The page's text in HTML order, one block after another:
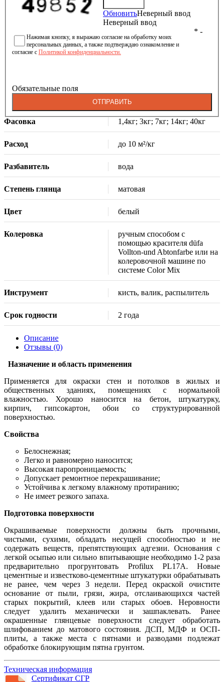
ОбновитьНеверный ввод
Нажимая кнопку, я выражаю согласие на обработку моих
персональных данных, а также подтверждаю ознакомление и
согласие с Политикой конфиденциальности.
Неверный ввод
* -
Обязательные поля
ОТПРАВИТЬ
Фасовка 1,4кг; 3кг; 7кг; 14кг; 40кг
Расход до 10 м²/кг
Разбавитель вода
Степень глянца матовая
Цвет белый
Колеровка
ручным способом с
помощью красителя düfa
Vollton-und Abtonfarbe или на
колеровочной машине по
системе Color Mix
Инструмент кисть, валик, распылитель
Срок годности 2 года
Описание
Отзывы (0)
Назначение и область применения
Применяется для окраски стен и потолков в жилых и
общественных зданиях, помещениях с нормальной
влажностью. Хорошо наносится на бетон, штукатурку,
кирпич, гипсокартон, обои со структурированной
поверхностью.
Свойства
Белоснежная;
Легко и равномерно наносится;
Высокая паропроницаемость;
Допускает ремонтное перекрашивание;
Устойчива к легкому влажному протиранию;
Не имеет резкого запаха.
Подготовка поверхности
Окрашиваемые поверхности должны быть прочными,
чистыми, сухими, обладать несущей способностью и не
содержать веществ, препятствующих адгезии. Основания с
легкой осыпью или сильно впитывающие необходимо 1-2 раза
предварительно прогрунтовать Profilux PL17А. Новые
цементные и известково-цементные штукатурки обрабатывать
не ранее, чем через 3 недели. Перед окраской очистите
основание от пыли, грязи, жира, отслаивающихся частей
старых покрытий, клеев или старых обоев. Неровности
следует удалить механически и зашпаклевать. Ранее
окрашенные глянцевые поверхности следует обработать
шлифованием до матового состояния. ДСП, МДФ и ОСП-
плиты, а также места с пятнами и разводами подлежат
обработке блокирующим пятна грунтом.
Техническая информация
Сертификат СГР